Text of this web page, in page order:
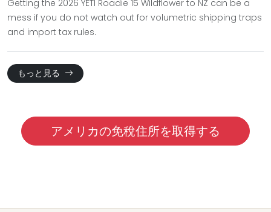
Getting the 2026 YETI Roadie 15 Wildflower to NZ can be a
mess if you do not watch out for volumetric shipping traps
and import tax rules.
もっと見る
アメリカの免稅住所を取得する